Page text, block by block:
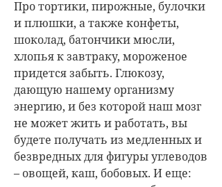
Про тортики, пирожные, булочки
и плюшки, а также конфеты,
шоколад, батончики мюсли,
хлопья к завтраку, мороженое
придется забыть. Глюкозу,
дающую нашему организму
энергию, и без которой наш мозг
не может жить и работать, вы
будете получать из медленных и
безвредных для фигуры углеводов
– овощей, каш, бобовых. И еще: